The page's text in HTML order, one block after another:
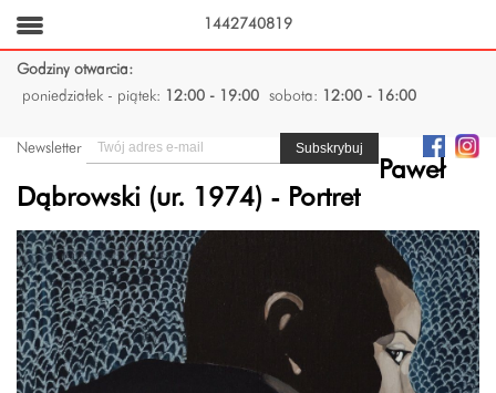
Godziny otwarcia:
poniedziałek - piątek:
12:00 - 19:00 sobota: 12:00 - 16:00
Newsletter
Paweł
Dąbrowski (ur. 1974) - Portret
1442740819